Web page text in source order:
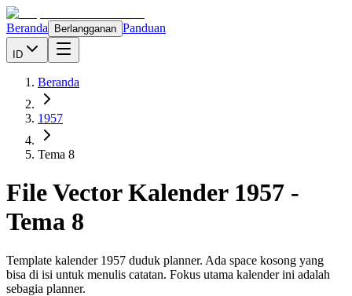
Beranda Berlangganan Panduan
ID
Beranda
1957
Tema 8
File Vector Kalender 1957 -
Tema 8
Template kalender 1957 duduk planner. Ada space kosong yang
bisa di isi untuk menulis catatan. Fokus utama kalender ini adalah
sebagia planner.